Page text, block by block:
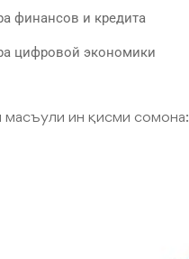
финансов и кредита
цифровой экономики
ин қисми сомона: